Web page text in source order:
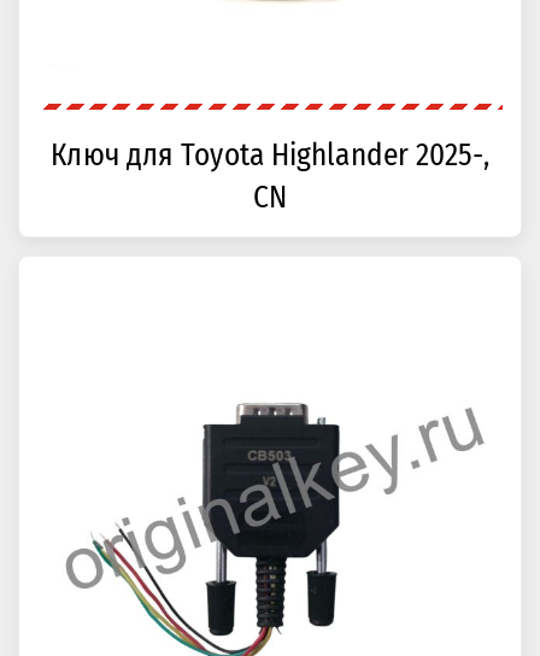
Ключ для Toyota Highlander 2025-,
CN